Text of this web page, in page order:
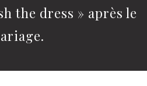
the dress » après le